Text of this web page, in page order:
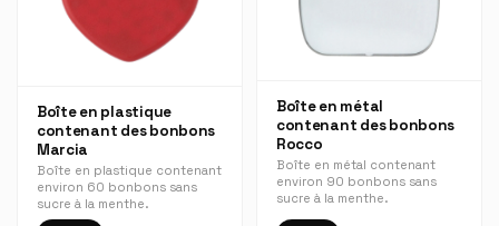
Boîte en plastique
contenant des bonbons
Marcia
Boîte en plastique contenant
environ 60 bonbons sans
sucre à la menthe.
Boîte en métal
contenant des bonbons
Rocco
Boîte en métal contenant
environ 90 bonbons sans
sucre à la menthe.